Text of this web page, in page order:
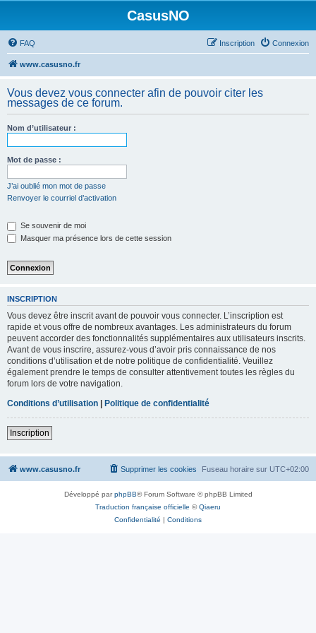
CasusNO
FAQ Connexion
Inscription
www.casusno.fr
Vous devez vous connecter afin de pouvoir citer les
messages de ce forum.
Nom d’utilisateur :
Mot de passe :
J’ai oublié mon mot de passe
Renvoyer le courriel d’activation
Se souvenir de moi
Masquer ma présence lors de cette session
INSCRIPTION
Vous devez être inscrit avant de pouvoir vous connecter. L’inscription est
rapide et vous offre de nombreux avantages. Les administrateurs du forum
peuvent accorder des fonctionnalités supplémentaires aux utilisateurs inscrits.
Avant de vous inscrire, assurez-vous d’avoir pris connaissance de nos
conditions d’utilisation et de notre politique de confidentialité. Veuillez
également prendre le temps de consulter attentivement toutes les règles du
forum lors de votre navigation.
Conditions d’utilisation | Politique de confidentialité
Inscription
www.casusno.fr Fuseau horaire sur UTC+02:00
Supprimer les cookies
Développé parphpBB® Forum Software © phpBB Limited
Traduction française officielle ©Qiaeru
Confidentialité | Conditions